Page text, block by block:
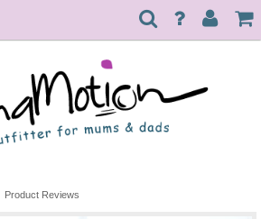
Product Reviews